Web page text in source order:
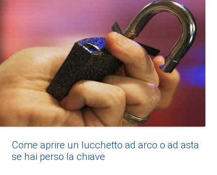
Come aprire un lucchetto ad arco o ad asta
se hai perso la chiave